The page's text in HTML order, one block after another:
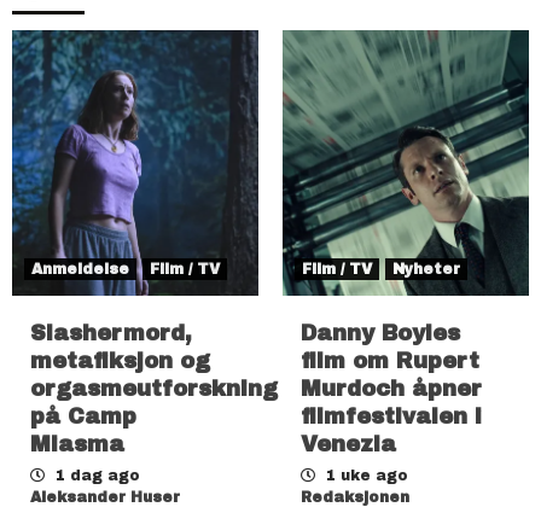
Anmeldelse Film / TV
Slashermord,
metafiksjon og
orgasmeutforskning
på Camp
Miasma
1 dag ago
Aleksander Huser
Film / TV Nyheter
Danny Boyles
film om Rupert
Murdoch åpner
filmfestivalen i
Venezia
1 uke ago
Redaksjonen